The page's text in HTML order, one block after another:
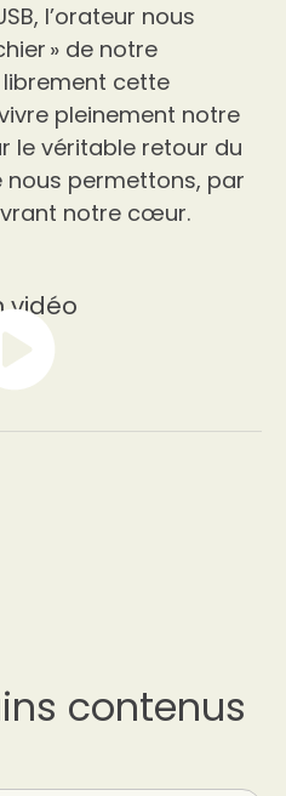
l’orateur nous
» de notre
cette
pleinement notre
le véritable retour du
nous permettons, par
notre cœur.
vidéo
contenus